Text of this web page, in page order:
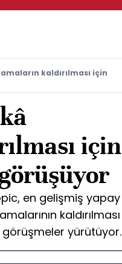
kaldırılması için
için
en gelişmiş yapay
kaldırılması
yürütüyor.